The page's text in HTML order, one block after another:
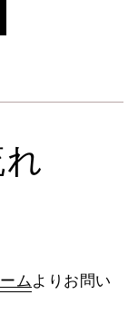
ムよりお問い